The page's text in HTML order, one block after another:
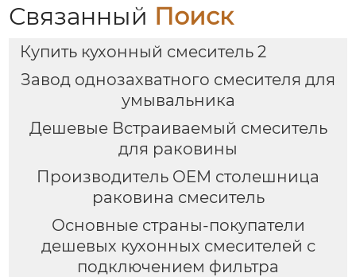
Связанный Поиск
Купить кухонный смеситель 2
Завод однозахватного смесителя для
умывальника
Дешевые Встраиваемый смеситель
для раковины
Производитель OEM столешница
раковина смеситель
Основные страны-покупатели
дешевых кухонных смесителей с
подключением фильтра